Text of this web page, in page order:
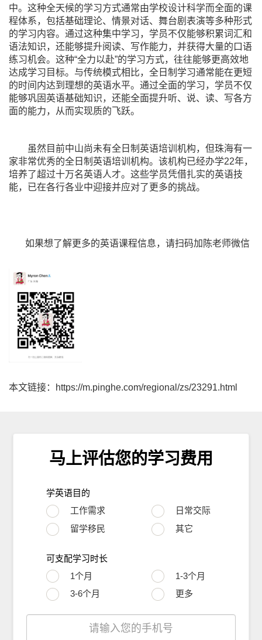
中。这种全天候的学习方式通常由学校设计科学而全面的课
程体系，包括基础理论、情景对话、舞台剧表演等多种形式
的学习内容。通过这种集中学习，学员不仅能够积累词汇和
语法知识，还能够提升阅读、写作能力，并获得大量的口语
练习机会。这种“全力以赴”的学习方式，往往能够更高效地
达成学习目标。与传统模式相比，全日制学习通常能在更短
的时间内达到理想的英语水平。通过全面的学习，学员不仅
能够巩固英语基础知识，还能全面提升听、说、读、写各方
面的能力，从而实现质的飞跃。
虽然目前中山尚未有全日制英语培训机构，但珠海有一
家非常优秀的全日制英语培训机构。该机构已经办学22年，
培养了超过十万名英语人才。这些学员凭借扎实的英语技
能，已在各行各业中迎接并应对了更多的挑战。
如果想了解更多的英语课程信息，请扫码加陈老师微信
本文链接：https://m.pinghe.com/regional/zs/23291.html
马上评估您的学习费用
学英语目的
工作需求
日常交际
留学移民
其它
可支配学习时长
1个月
1-3个月
3-6个月
更多